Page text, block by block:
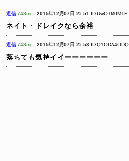
返信 743mg 2015年12月07日 22:51 ID:UwOTM0MTE
ネイト・ドレイクなら余裕
返信 743mg 2015年12月07日 22:53 ID:Q1ODA4ODQ
落ちても気持イイーーーーーー